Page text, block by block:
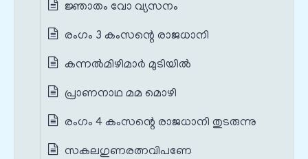
ജ്ഞാതം വോ വ്യസനം
രംഗം 3 കംസന്റെ രാജധാനി
കന്നൽമിഴിമാർ മുടിയിൽ
പ്രാണനാഥ മമ മൊഴി
രംഗം 4 കംസന്റെ രാജധാനി തുടരുന്നു
സകലഗുണരത്നവിപണേ